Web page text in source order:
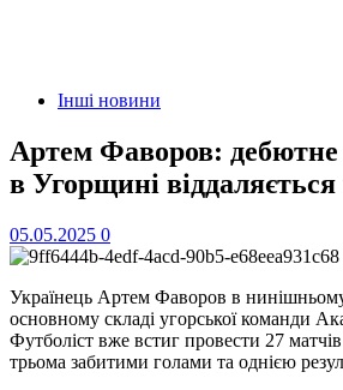
Інші новини
Артем Фаворов: дебютне
в Угорщині віддаляється
05.05.2025 0
Українець Артем Фаворов в нинішньому
основному складі угорської команди
Футболіст вже встиг провести 27
трьома забитими голами та однією